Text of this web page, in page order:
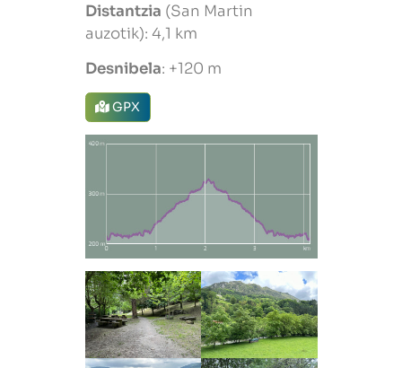
Distantzia (San Martin
auzotik): 4,1 km
Desnibela: +120 m
GPX